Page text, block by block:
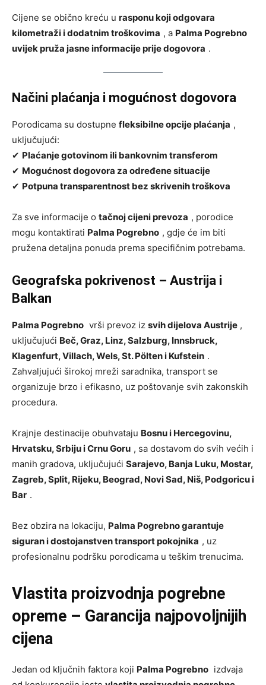
Cijene se obično kreću u rasponu koji odgovara
kilometraži i dodatnim troškovima , a Palma Pogrebno
uvijek pruža jasne informacije prije dogovora .
Načini plaćanja i mogućnost dogovora
Porodicama su dostupne fleksibilne opcije plaćanja ,
uključujući:
✔ Plaćanje gotovinom ili bankovnim transferom
✔ Mogućnost dogovora za određene situacije
✔ Potpuna transparentnost bez skrivenih troškova
Za sve informacije o tačnoj cijeni prevoza , porodice
mogu kontaktirati Palma Pogrebno , gdje će im biti
pružena detaljna ponuda prema specifičnim potrebama.
Geografska pokrivenost – Austrija i
Balkan
Palma Pogrebno vrši prevoz iz svih dijelova Austrije ,
uključujući Beč, Graz, Linz, Salzburg, Innsbruck,
Klagenfurt, Villach, Wels, St. Pölten i Kufstein .
Zahvaljujući širokoj mreži saradnika, transport se
organizuje brzo i efikasno, uz poštovanje svih zakonskih
procedura.
Krajnje destinacije obuhvataju Bosnu i Hercegovinu,
Hrvatsku, Srbiju i Crnu Goru , sa dostavom do svih većih i
manih gradova, uključujući Sarajevo, Banja Luku, Mostar,
Zagreb, Split, Rijeku, Beograd, Novi Sad, Niš, Podgoricu i
Bar .
Bez obzira na lokaciju, Palma Pogrebno garantuje
siguran i dostojanstven transport pokojnika , uz
profesionalnu podršku porodicama u teškim trenucima.
Vlastita proizvodnja pogrebne
opreme – Garancija najpovoljnijih
cijena
Jedan od ključnih faktora koji Palma Pogrebno izdvaja